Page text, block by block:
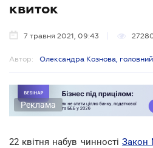
квиток
7 травня 2021, 09:43
Автор: Олександра Кознова,
Реклама
22 квітня набув чинності Закон